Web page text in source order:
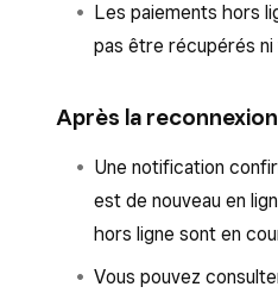
Les paiements hors
pas être récupérés ni
Après la
Une notification
est de nouveau en
hors ligne sont en
Vous pouvez